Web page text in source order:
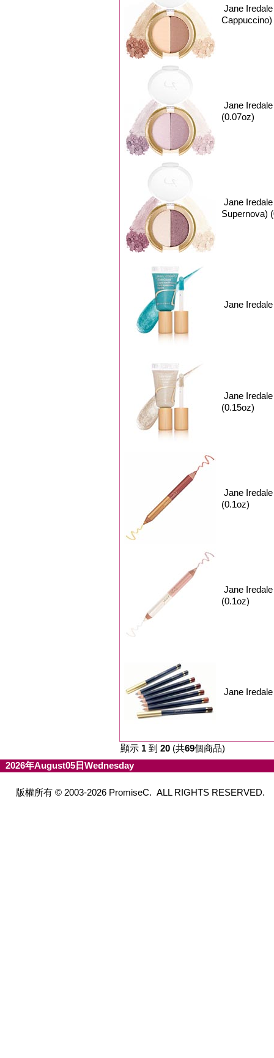
Jane
Jane
(0.07oz)
Jane
Supernova)
Jane
Jane
(0.15oz)
Jane
(0.1oz)
Jane
(0.1oz)
Jane
顯示 1 到 20 (共69個商品)
2026年August05日Wednesday
版權所有 © 2003-2026 PromiseC. ALL RIGHTS RESERVED.